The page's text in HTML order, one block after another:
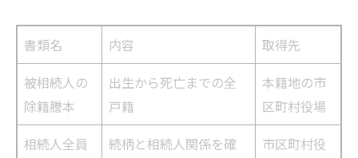
書類名 内容
取得先
被相続人の
除籍謄本
出生から死亡までの全
戸籍
本籍地の市
区町村役場
相続人全員
続柄と相続人関係を確
市区町村役